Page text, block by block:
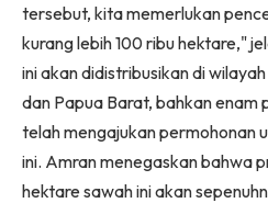
tersebut, kita memerlukan
kurang lebih 100 ribu hektare,"
ini akan didistribusikan di
dan Papua Barat, bahkan enam
telah mengajukan permohonan
ini. Amran menegaskan bahwa
hektare sawah ini akan